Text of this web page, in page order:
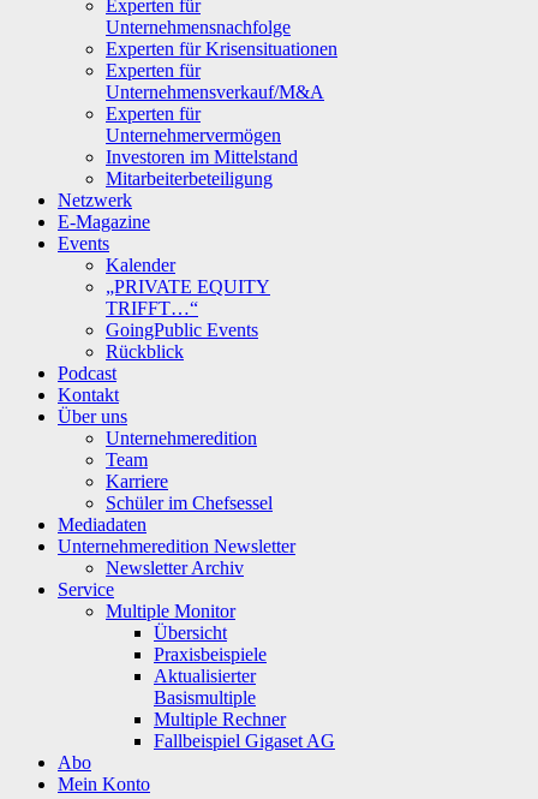
Experten für
Unternehmensnachfolge
Experten für Krisensituationen
Experten für
Unternehmensverkauf/M&A
Experten für
Unternehmervermögen
Investoren im Mittelstand
Mitarbeiterbeteiligung
Netzwerk
E-Magazine
Events
Kalender
„PRIVATE EQUITY
TRIFFT…“
GoingPublic Events
Rückblick
Podcast
Kontakt
Über uns
Unternehmeredition
Team
Karriere
Schüler im Chefsessel
Mediadaten
Unternehmeredition Newsletter
Newsletter Archiv
Service
Multiple Monitor
Übersicht
Praxisbeispiele
Aktualisierter
Basismultiple
Multiple Rechner
Fallbeispiel Gigaset AG
Abo
Mein Konto